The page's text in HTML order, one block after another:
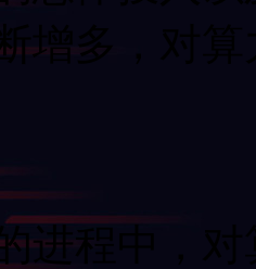
多，对
进程中